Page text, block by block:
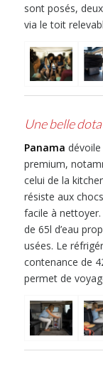
sont posés,
via le toit
Une belle
Panama
premium,
celui de la
résiste aux
facile à nettoyer.
de 65l d’eau
usées. Le
contenance de
permet de